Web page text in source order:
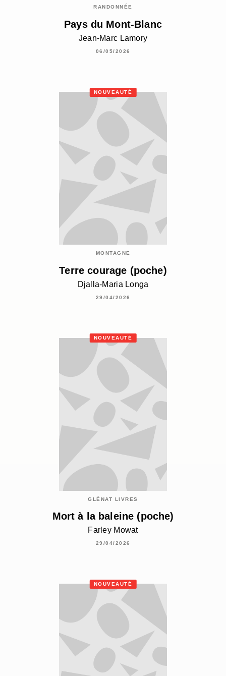
RANDONNÉE
Pays du Mont-Blanc
Jean-Marc Lamory
06/05/2026
NOUVEAUTÉ
MONTAGNE
Terre courage (poche)
Djalla-Maria Longa
29/04/2026
NOUVEAUTÉ
GLÉNAT LIVRES
Mort à la baleine (poche)
Farley Mowat
29/04/2026
NOUVEAUTÉ